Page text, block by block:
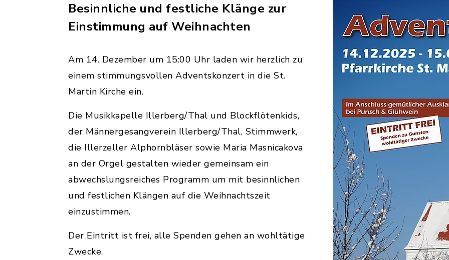
Besinnliche und festliche Klänge zur
Einstimmung auf Weihnachten
Am 14. Dezember um 15:00 Uhr laden wir herzlich zu
einem stimmungsvollen Adventskonzert in die St.
Martin Kirche ein.
Die Musikkapelle Illerberg/Thal und Blockflötenkids,
der Männergesangverein Illerberg/Thal, Stimmwerk,
die Illerzeller Alphornbläser sowie Maria Masnicakova
an der Orgel gestalten wieder gemeinsam ein
abwechslungsreiches Programm um mit besinnlichen
und festlichen Klängen auf die Weihnachtszeit
einzustimmen.
Der Eintritt ist frei, alle Spenden gehen an wohltätige
Zwecke.